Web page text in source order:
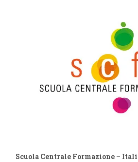
Scuola Centrale Formazione –